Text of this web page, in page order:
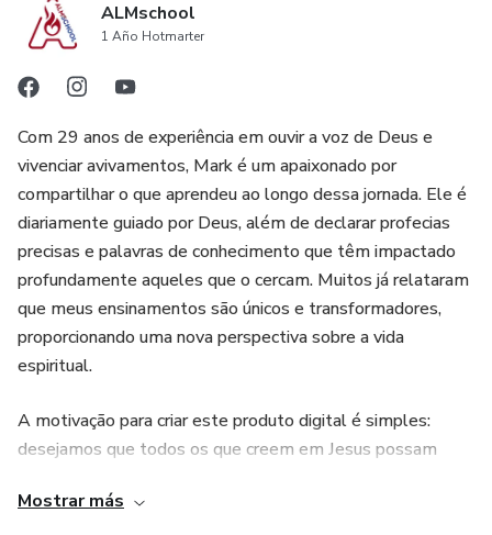
ALMschool
1 Año Hotmarter
Com 29 anos de experiência em ouvir a voz de Deus e
vivenciar avivamentos, Mark é um apaixonado por
compartilhar o que aprendeu ao longo dessa jornada. Ele é
diariamente guiado por Deus, além de declarar profecias
precisas e palavras de conhecimento que têm impactado
profundamente aqueles que o cercam. Muitos já relataram
que meus ensinamentos são únicos e transformadores,
proporcionando uma nova perspectiva sobre a vida
espiritual.
A motivação para criar este produto digital é simples:
desejamos que todos os que creem em Jesus possam
Acreditamos firmemente que é impossível andar na
Mostrar más